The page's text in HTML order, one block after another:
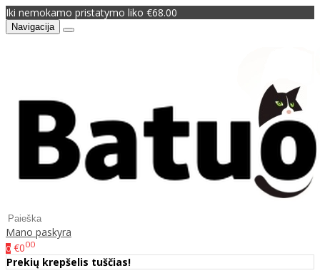
Iki nemokamo pristatymo liko €68.00
Navigacija
Mano paskyra
0 €000
Prekių krepšelis tuščias!